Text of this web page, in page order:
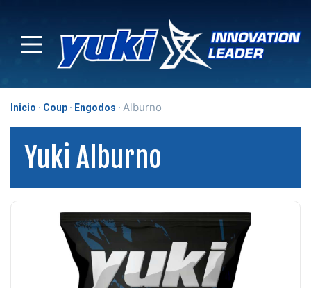
Inicio Coup Engodos Alburno
Yuki Alburno